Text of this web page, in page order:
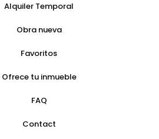
Alquiler Temporal
Obra nueva
Favoritos
Ofrece tu inmueble
FAQ
Contact